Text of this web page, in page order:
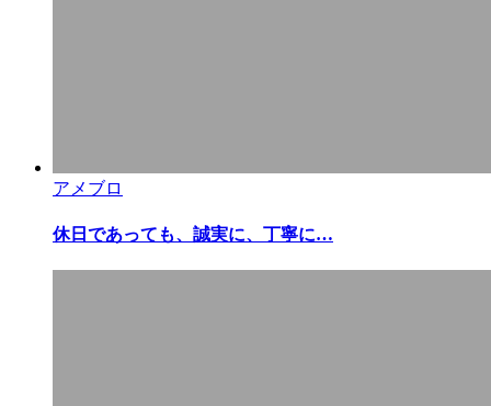
アメブロ
休日であっても、誠実に、丁寧に…